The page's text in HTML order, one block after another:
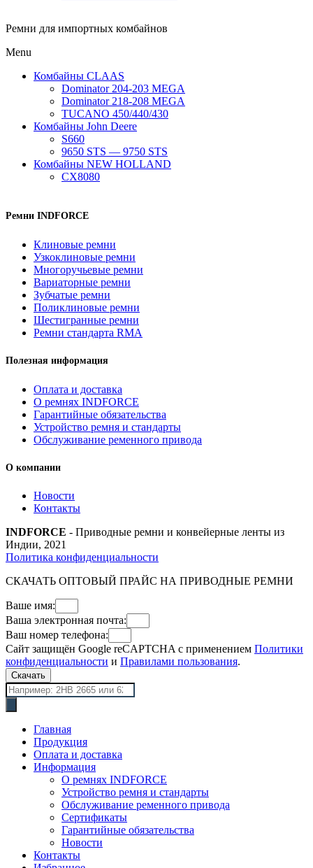
Ремни для импортных комбайнов
Menu
Комбайны CLAAS
Dominator 204-203 MEGA
Dominator 218-208 MEGA
TUCANO 450/440/430
Комбайны John Deere
S660
9650 STS — 9750 STS
Комбайны NEW HOLLAND
CX8080
Ремни INDFORCE
Клиновые ремни
Узкоклиновые ремни
Многоручьевые ремни
Вариаторные ремни
Зубчатые ремни
Поликлиновые ремни
Шестигранные ремни
Ремни стандарта RMA
Полезная информация
Оплата и доставка
О ремнях INDFORCE
Гарантийные обязательства
Устройство ремня и стандарты
Обслуживание ременного привода
О компании
Новости
Контакты
INDFORCE - Приводные ремни и конвейерные ленты из
Индии, 2021
Политика конфиденциальности
СКАЧАТЬ ОПТОВЫЙ ПРАЙС НА ПРИВОДНЫЕ РЕМНИ
Ваше имя:
Ваша электронная почта:
Ваш номер телефона:
Сайт защищён Google reCAPTCHA с применением Политики
конфиденциальности и Правилами пользования.
Скачать
Поиск
товаров
Главная
Продукция
Оплата и доставка
Информация
О ремнях INDFORCE
Устройство ремня и стандарты
Обслуживание ременного привода
Сертификаты
Гарантийные обязательства
Новости
Контакты